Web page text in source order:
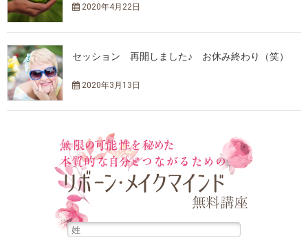
2020年4月22日
セッション 再開しました♪ お休み終わり（笑）
2020年3月13日